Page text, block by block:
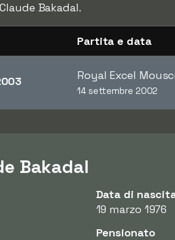
Bakadal.
Partita e data
Royal Excel
14 settembre 2002
Bakadal
Data di
19 marzo 1976
Pensionato